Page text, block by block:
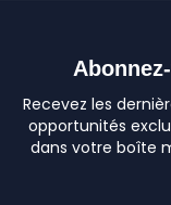
Recevez les
opportunités
dans votre boîte